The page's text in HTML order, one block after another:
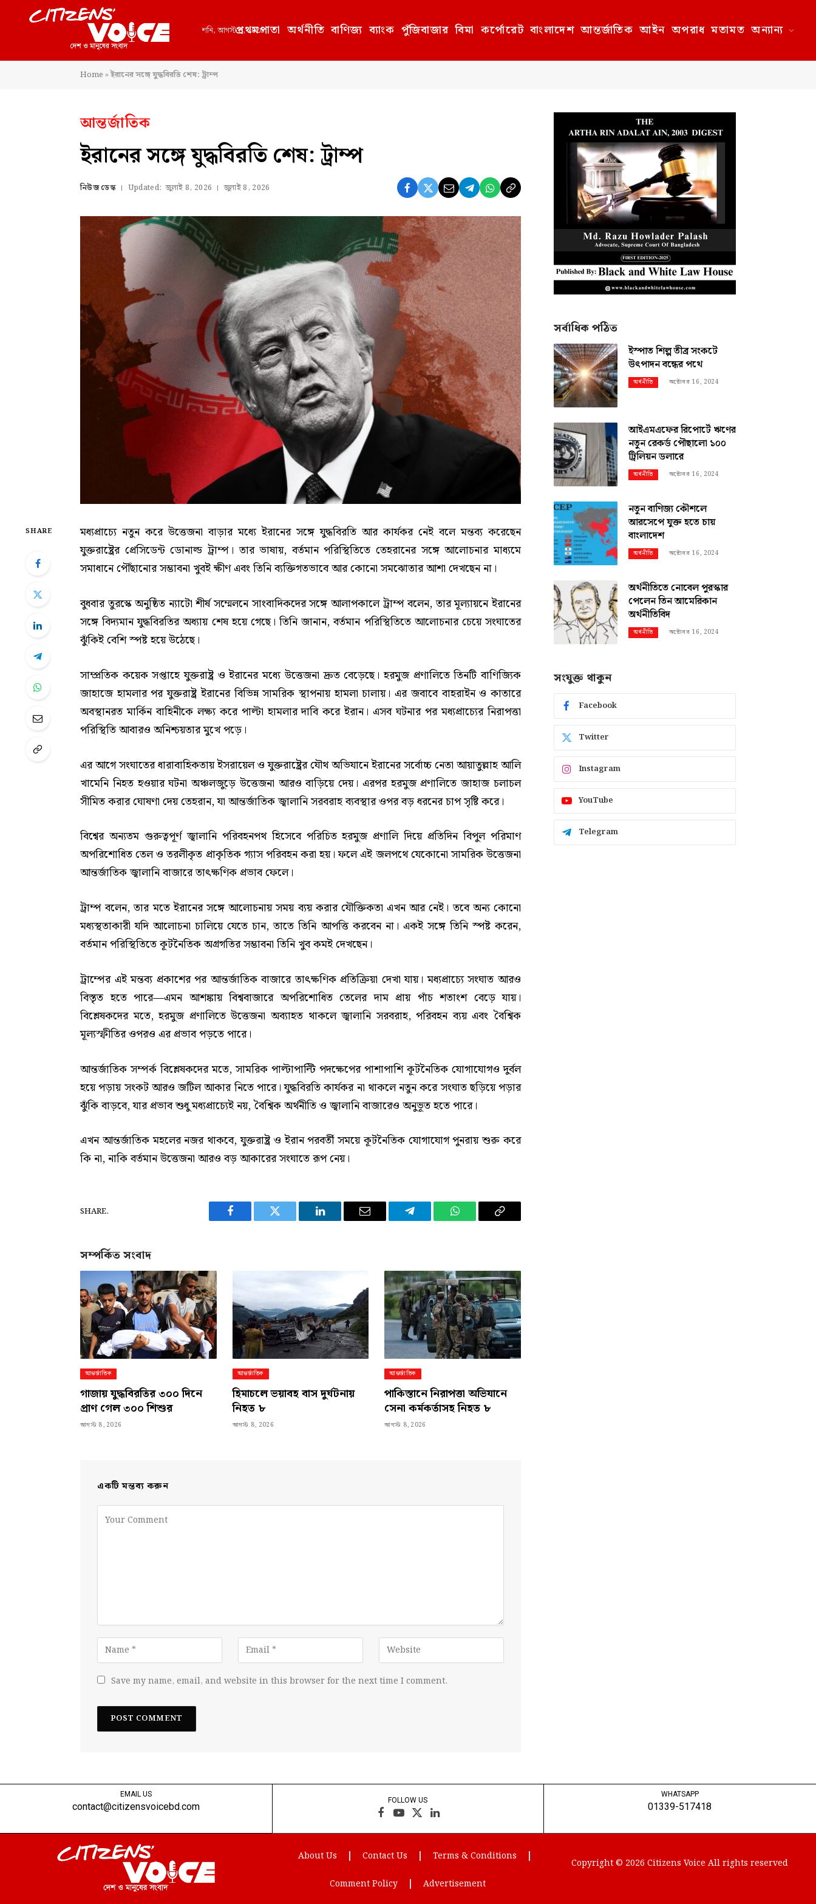
শনি, আগস্ট 8, 2026
প্রথমপাতা অর্থনীতি বাণিজ্য ব্যাংক পুঁজিবাজার বিমা কর্পোরেট বাংলাদেশ আন্তর্জাতিক আইন অপরাধ মতামত অন্যান্য
Home»ইরানের সঙ্গে যুদ্ধবিরতি শেষ: ট্রাম্প
আন্তর্জাতিক
ইরানের সঙ্গে যুদ্ধবিরতি শেষ: ট্রাম্প
নিউজ ডেস্ক Updated: জুলাই 8, 2026 জুলাই 8, 2026
SHARE
মধ্যপ্রাচ্যে নতুন করে উত্তেজনা বাড়ার মধ্যে ইরানের সঙ্গে যুদ্ধবিরতি আর কার্যকর নেই বলে মন্তব্য করেছেন
যুক্তরাষ্ট্রের প্রেসিডেন্ট ডোনাল্ড ট্রাম্প। তার ভাষায়, বর্তমান পরিস্থিতিতে তেহরানের সঙ্গে আলোচনার মাধ্যমে
সমাধানে পৌঁছানোর সম্ভাবনা খুবই ক্ষীণ এবং তিনি ব্যক্তিগতভাবে আর কোনো সমঝোতার আশা দেখছেন না।
বুধবার তুরস্কে অনুষ্ঠিত ন্যাটো শীর্ষ সম্মেলনে সাংবাদিকদের সঙ্গে আলাপকালে ট্রাম্প বলেন, তার মূল্যায়নে ইরানের
সঙ্গে বিদ্যমান যুদ্ধবিরতির অধ্যায় শেষ হয়ে গেছে। তিনি জানান, বর্তমান পরিস্থিতিতে আলোচনার চেয়ে সংঘাতের
ঝুঁকিই বেশি স্পষ্ট হয়ে উঠেছে।
সাম্প্রতিক কয়েক সপ্তাহে যুক্তরাষ্ট্র ও ইরানের মধ্যে উত্তেজনা দ্রুত বেড়েছে। হরমুজ প্রণালিতে তিনটি বাণিজ্যিক
জাহাজে হামলার পর যুক্তরাষ্ট্র ইরানের বিভিন্ন সামরিক স্থাপনায় হামলা চালায়। এর জবাবে বাহরাইন ও কাতারে
অবস্থানরত মার্কিন বাহিনীকে লক্ষ্য করে পাল্টা হামলার দাবি করে ইরান। এসব ঘটনার পর মধ্যপ্রাচ্যের নিরাপত্তা
পরিস্থিতি আবারও অনিশ্চয়তার মুখে পড়ে।
এর আগে সংঘাতের ধারাবাহিকতায় ইসরায়েল ও যুক্তরাষ্ট্রের যৌথ অভিযানে ইরানের সর্বোচ্চ নেতা আয়াতুল্লাহ আলি
খামেনি নিহত হওয়ার ঘটনা অঞ্চলজুড়ে উত্তেজনা আরও বাড়িয়ে দেয়। এরপর হরমুজ প্রণালিতে জাহাজ চলাচল
সীমিত করার ঘোষণা দেয় তেহরান, যা আন্তর্জাতিক জ্বালানি সরবরাহ ব্যবস্থার ওপর বড় ধরনের চাপ সৃষ্টি করে।
বিশ্বের অন্যতম গুরুত্বপূর্ণ জ্বালানি পরিবহনপথ হিসেবে পরিচিত হরমুজ প্রণালি দিয়ে প্রতিদিন বিপুল পরিমাণ
অপরিশোধিত তেল ও তরলীকৃত প্রাকৃতিক গ্যাস পরিবহন করা হয়। ফলে এই জলপথে যেকোনো সামরিক উত্তেজনা
আন্তর্জাতিক জ্বালানি বাজারে তাৎক্ষণিক প্রভাব ফেলে।
ট্রাম্প বলেন, তার মতে ইরানের সঙ্গে আলোচনায় সময় ব্যয় করার যৌক্তিকতা এখন আর নেই। তবে অন্য কোনো
মধ্যস্থতাকারী যদি আলোচনা চালিয়ে যেতে চান, তাতে তিনি আপত্তি করবেন না। একই সঙ্গে তিনি স্পষ্ট করেন,
বর্তমান পরিস্থিতিতে কূটনৈতিক অগ্রগতির সম্ভাবনা তিনি খুব কমই দেখছেন।
ট্রাম্পের এই মন্তব্য প্রকাশের পর আন্তর্জাতিক বাজারে তাৎক্ষণিক প্রতিক্রিয়া দেখা যায়। মধ্যপ্রাচ্যে সংঘাত আরও
বিস্তৃত হতে পারে—এমন আশঙ্কায় বিশ্ববাজারে অপরিশোধিত তেলের দাম প্রায় পাঁচ শতাংশ বেড়ে যায়।
বিশ্লেষকদের মতে, হরমুজ প্রণালিতে উত্তেজনা অব্যাহত থাকলে জ্বালানি সরবরাহ, পরিবহন ব্যয় এবং বৈশ্বিক
মূল্যস্ফীতির ওপরও এর প্রভাব পড়তে পারে।
আন্তর্জাতিক সম্পর্ক বিশ্লেষকদের মতে, সামরিক পাল্টাপাল্টি পদক্ষেপের পাশাপাশি কূটনৈতিক যোগাযোগও দুর্বল
হয়ে পড়ায় সংকট আরও জটিল আকার নিতে পারে। যুদ্ধবিরতি কার্যকর না থাকলে নতুন করে সংঘাত ছড়িয়ে পড়ার
ঝুঁকি বাড়বে, যার প্রভাব শুধু মধ্যপ্রাচ্যেই নয়, বৈশ্বিক অর্থনীতি ও জ্বালানি বাজারেও অনুভূত হতে পারে।
এখন আন্তর্জাতিক মহলের নজর থাকবে, যুক্তরাষ্ট্র ও ইরান পরবর্তী সময়ে কূটনৈতিক যোগাযোগ পুনরায় শুরু করে
কি না, নাকি বর্তমান উত্তেজনা আরও বড় আকারের সংঘাতে রূপ নেয়।
SHARE.
Facebook Twitter LinkedIn Email Telegram WhatsAppCopy
সম্পর্কিত সংবাদ
আন্তর্জাতিক
গাজায় যুদ্ধবিরতির ৩০০ দিনে
প্রাণ গেল ৩০০ শিশুর
আগস্ট 8, 2026
আন্তর্জাতিক
হিমাচলে ভয়াবহ বাস দুর্ঘটনায়
নিহত ৮
আগস্ট 8, 2026
আন্তর্জাতিক
পাকিস্তানে নিরাপত্তা অভিযানে
সেনা কর্মকর্তাসহ নিহত ৮
আগস্ট 8, 2026
একটি মন্তব্য করুন
Save my name, email, and website in this browser for the next time I comment.
সর্বাধিক পঠিত
ইস্পাত শিল্প তীব্র সংকটে
উৎপাদন বন্ধের পথে
অর্থনীতি অক্টোবর 16, 2024
আইএমএফের রিপোর্টে ঋণের
নতুন রেকর্ড পৌছালো ১০০
ট্রিলিয়ন ডলারে
অর্থনীতি অক্টোবর 16, 2024
নতুন বাণিজ্য কৌশলে
আরসেপে যুক্ত হতে চায়
বাংলাদেশ
অর্থনীতি অক্টোবর 16, 2024
অর্থনীতিতে নোবেল পুরস্কার
পেলেন তিন আমেরিকান
অর্থনীতিবিদ
অর্থনীতি অক্টোবর 16, 2024
সংযুক্ত থাকুন
Facebook
Twitter
Instagram
YouTube
Telegram
EMAIL US
contact@citizensvoicebd.com
FOLLOW US
Facebook
YouTube
X
(Twitter)
LinkedIn
About Us Contact Us Terms & Conditions
Comment Policy Advertisement
WHATSAPP
01339-517418
Copyright © 2026 Citizens Voice All rights reserved